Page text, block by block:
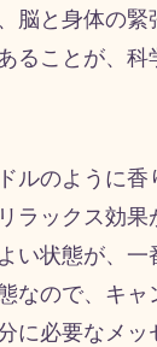
脳と身体の緊
ることが、科
ルのように香
ラックス効果
い状態が、一
なので、キャ
に必要なメッ